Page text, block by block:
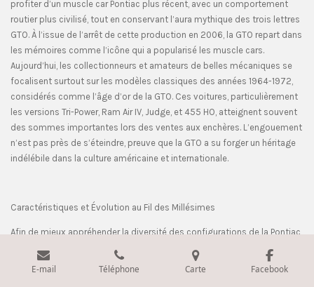
profiter d’un muscle car Pontiac plus récent, avec un comportement
routier plus civilisé, tout en conservant l’aura mythique des trois lettres
GTO. À l’issue de l’arrêt de cette production en 2006, la GTO repart dans
les mémoires comme l’icône qui a popularisé les muscle cars.
Aujourd’hui, les collectionneurs et amateurs de belles mécaniques se
focalisent surtout sur les modèles classiques des années 1964-1972,
considérés comme l’âge d’or de la GTO. Ces voitures, particulièrement
les versions Tri-Power, Ram Air IV, Judge, et 455 HO, atteignent souvent
des sommes importantes lors des ventes aux enchères. L’engouement
n’est pas près de s’éteindre, preuve que la GTO a su forger un héritage
indélébile dans la culture américaine et internationale.
Caractéristiques et Évolution au Fil des Millésimes
Afin de mieux appréhender la diversité des configurations de la Pontiac
GTO au fil du temps, voici un tableau récapitulatif (non exhaustif)
couvrant les années clés de production. Vous y trouverez des
informations sur les moteurs, les puissances, les tarifs, les coloris
E-mail Téléphone Carte Facebook